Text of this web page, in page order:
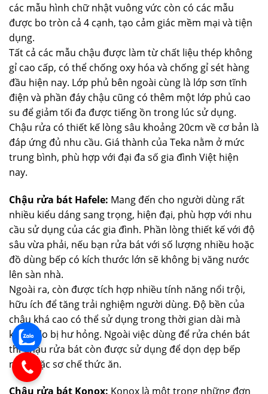
các mẫu hình chữ nhật vuông vức còn có các mẫu
được bo tròn cả 4 cạnh, tạo cảm giác mềm mại và tiện
dụng.
Tất cả các mẫu chậu được làm từ chất liệu thép không
gỉ cao cấp, có thể chống oxy hóa và chống gỉ sét hàng
đầu hiện nay. Lớp phủ bên ngoài cùng là lớp sơn tĩnh
điện và phần đáy chậu cũng có thêm một lớp phủ cao
su để giảm tối đa được tiếng ồn trong lúc sử dụng.
Chậu rửa có thiết kế lòng sâu khoảng 20cm về cơ bản là
đáp ứng đủ nhu cầu. Giá thành của Teka nằm ở mức
trung bình, phù hợp với đại đa số gia đình Việt hiện
nay.
Chậu rửa bát Hafele: Mang đến cho người dùng rất
nhiều kiểu dáng sang trọng, hiện đại, phù hợp với nhu
cầu sử dụng của các gia đình. Phần lòng thiết kế với độ
sâu vừa phải, nếu bạn rửa bát với số lượng nhiều hoặc
đồ dùng bếp có kích thước lớn sẽ không bị văng nước
lên sàn nhà.
Ngoài ra, còn được tích hợp nhiều tính năng nổi trội,
hữu ích để tăng trải nghiệm người dùng. Độ bền của
chậu khá cao có thể sử dụng trong thời gian dài mà
không lo bị hư hỏng. Ngoài việc dùng để rửa chén bát
thì Chậu rửa bát còn được sử dụng để dọn dẹp bếp
núc hoặc sơ chế thức ăn.
Chậu rửa bát Konox: Konox là một trong những đơn